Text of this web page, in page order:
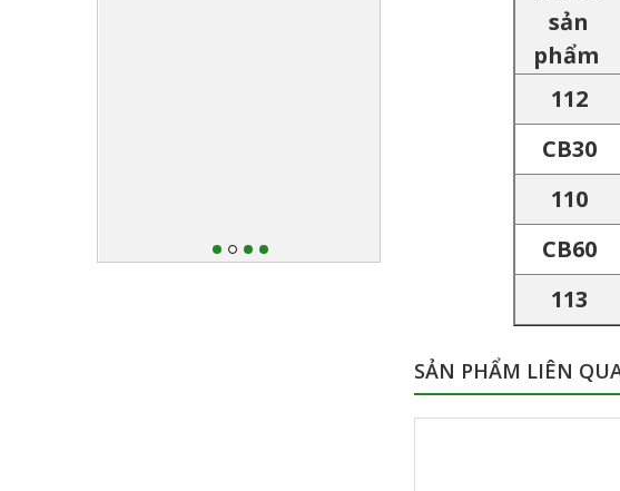
sản
phẩm
112
CB30
110
CB60
113
SẢN PHẨM LIÊN